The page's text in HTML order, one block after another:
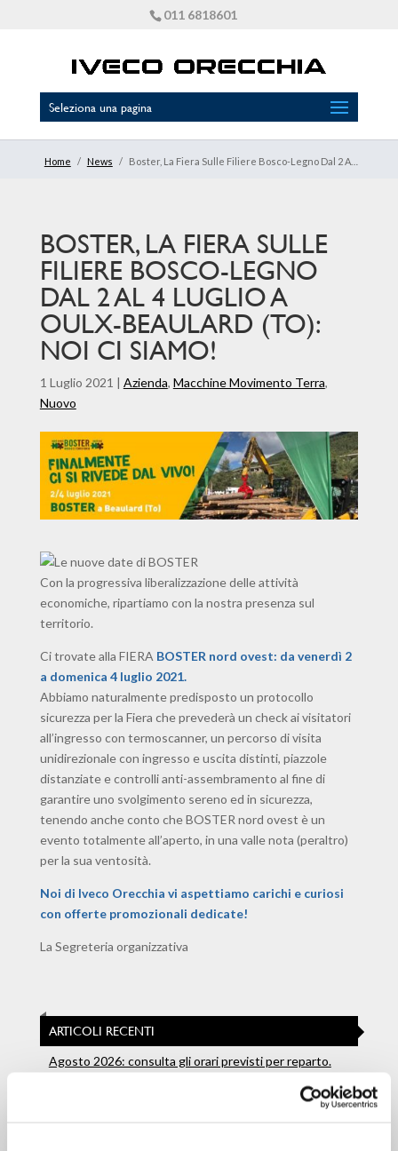
011 6818601
Seleziona una pagina
Home / News / Boster, La Fiera Sulle Filiere Bosco-Legno Dal 2 Al 4 Luglio A Oulx-Beaulard (To): Noi Ci Siamo!
BOSTER, LA FIERA SULLE
FILIERE BOSCO-LEGNO
DAL 2 AL 4 LUGLIO A
OULX-BEAULARD (TO):
NOI CI SIAMO!
1 Luglio 2021 | Azienda, Macchine Movimento Terra,
Nuovo
Con la progressiva liberalizzazione delle attività
economiche, ripartiamo con la nostra presenza sul
territorio.
Ci trovate alla FIERA BOSTER nord ovest: da venerdì 2
a domenica 4 luglio 2021.
Abbiamo naturalmente predisposto un protocollo
sicurezza per la Fiera che prevederà un check ai visitatori
all’ingresso con termoscanner, un percorso di visita
unidirezionale con ingresso e uscita distinti, piazzole
distanziate e controlli anti-assembramento al fine di
garantire uno svolgimento sereno ed in sicurezza,
tenendo anche conto che BOSTER nord ovest è un
evento totalmente all’aperto, in una valle nota (peraltro)
per la sua ventosità.
Noi di Iveco Orecchia vi aspettiamo carichi e curiosi
con offerte promozionali dedicate!
La Segreteria organizzativa
ARTICOLI RECENTI
Agosto 2026: consulta gli orari previsti per reparto.
Buon compleanno, Ducato: 45 anni di lavoro, libertà e